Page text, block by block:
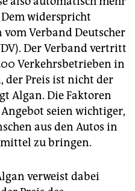
Dem widerspricht
vom Verband Deutscher
Der Verband vertritt
Verkehrsbetrieben in
der Preis ist nicht der
Algan. Die Faktoren
seien wichtiger,
aus den Autos in
zu bringen.
verweist dabei